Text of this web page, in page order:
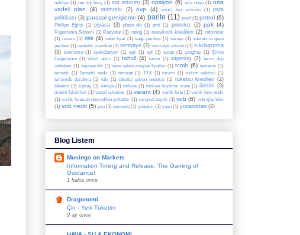
nakliye (1) net dış borç (1) not artırımı (3) opsiyon (6) orta doğu (1) orta
vadeli plan
(4) otomotiv (2) ovp (4) örtülü faiz artırımı (1)
para
politikası (3) parasal genişleme (4) parite (11) pasif (1) petrol (6)
Phillips Eğrisi (1) piyasa (3) plaza dili (1) pmi (1) portekiz (2) ppk (4)
Raporlama Sistemi (1) Rasyolar (1) rating (1) reeskont kredileri (2) reformlar
(1) rezerv (1) risk (4) sabit fiyat (1) sagp paritesi (1) sanayi (1) satınalma gücü
paritesi (1) sentetik mevduat (1) sermaye (2) sermaye artırımı (1) sıkılaştırma
(3) sınırlama (1) spekülasyon (1) spk (1) spl (1) swap (1) şanghay (1) Şirket
Değerleme (1) tahivl alımı (1) tahvil (4) tanım (1) tapering (2) tarım dışı
istihdam (1) taşımacılık (1) taze sebze-meyve fiyatları (1) tcmb (6) temenni (1)
temettü (1) Temettü nedir (1) teminat (1) TTK (1) turizm (1) turizm sektörü (1)
turizmde daralma (1) tüfe (1) tüketici güven endeksi (1) tüketici kredileri (2)
tüketim (1) tüpraş (1) türkçe (1) türkiye (1) türkiye büyüme oranı (1) üretim (3)
üretim faktörleri (1) vadeli işlemler (1) varant (4) varlık fonu (1) varlık fonu nedir
(1) varlık fonunan devredilen şirketler (1) vergisel teşvik (1) vob (6) vob işlemleri
(1) vob nedir (5) yen (1) yenzede (1) yönetim (1) yuan (1) yunanistan (2)
Blog Listem
Musings on Markets
Information Timing and Release: The Gaming of
Guidance!
1 hafta önce
Dragonomi
Çin - Yerli Tüketim
9 ay önce